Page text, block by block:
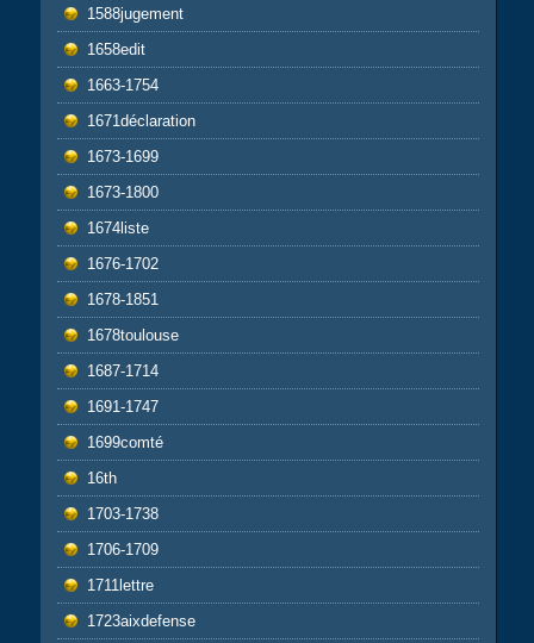
1588jugement
1658edit
1663-1754
1671déclaration
1673-1699
1673-1800
1674liste
1676-1702
1678-1851
1678toulouse
1687-1714
1691-1747
1699comté
16th
1703-1738
1706-1709
1711lettre
1723aixdefense